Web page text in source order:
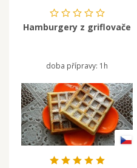
Hamburgery z griflovače
doba přípravy: 1h